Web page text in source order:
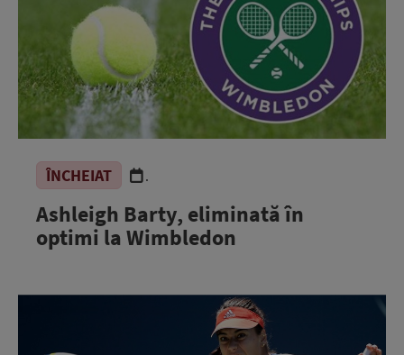
ÎNCHEIAT .
Ashleigh Barty, eliminată în
optimi la Wimbledon